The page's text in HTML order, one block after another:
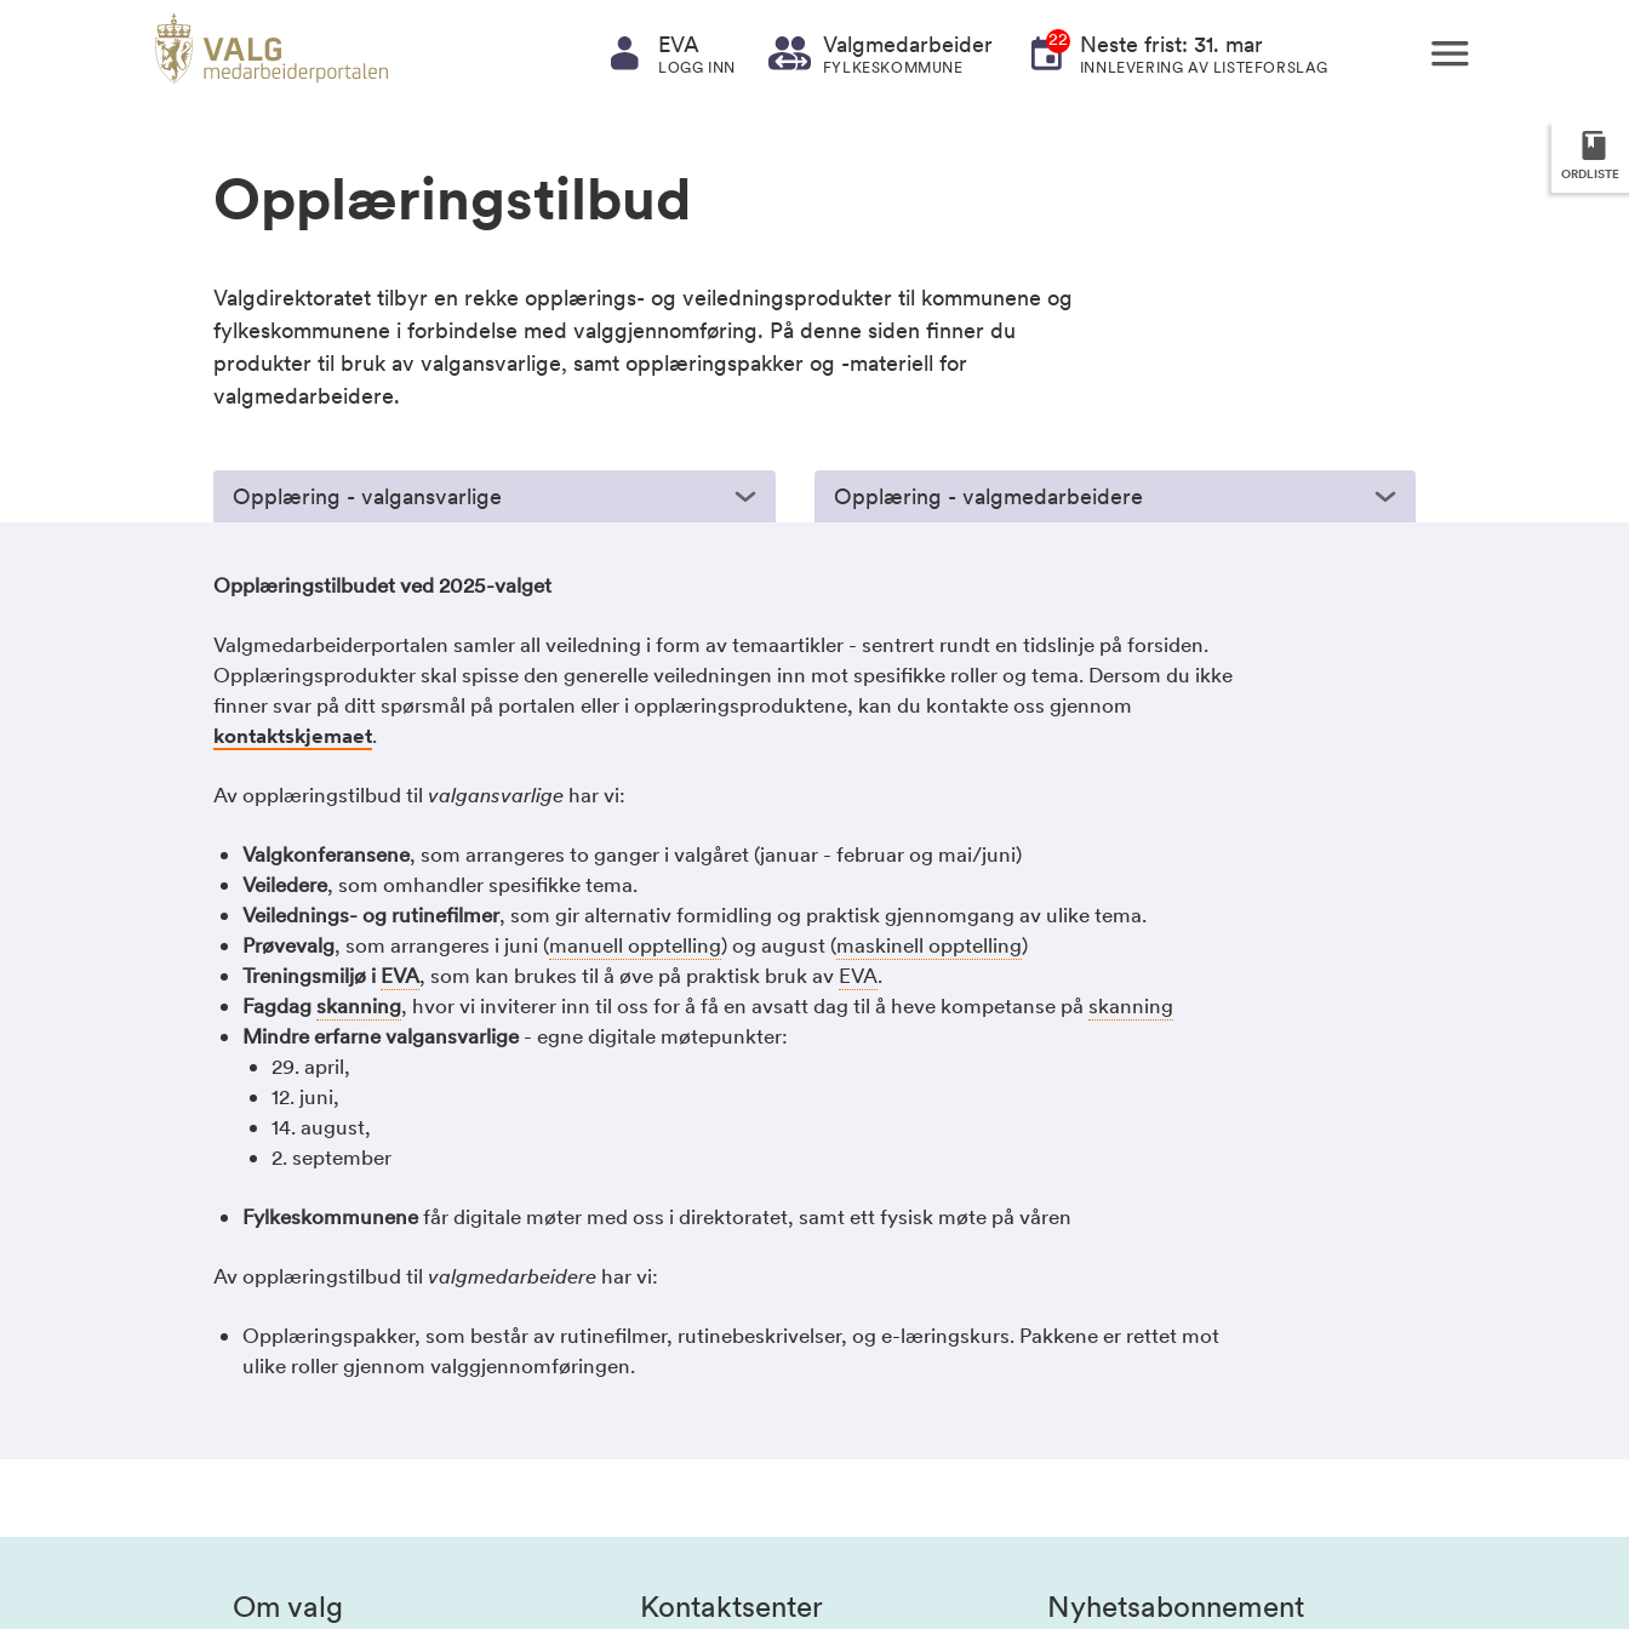
ORDLISTE
EVA
LOGG INN
Valgmedarbeider
FYLKESKOMMUNE
22 Neste frist: 31. mar
INNLEVERING AV LISTEFORSLAG
Opplæringstilbud
Valgdirektoratet tilbyr en rekke opplærings- og veiledningsprodukter til kommunene og
fylkeskommunene i forbindelse med valggjennomføring. På denne siden finner du
produkter til bruk av valgansvarlige, samt opplæringspakker og -materiell for
valgmedarbeidere.
Opplæring - valgansvarlige Opplæring - valgmedarbeidere
Opplæringstilbudet ved 2025-valget
Valgmedarbeiderportalen samler all veiledning i form av temaartikler - sentrert rundt en tidslinje på forsiden.
Opplæringsprodukter skal spisse den generelle veiledningen inn mot spesifikke roller og tema. Dersom du ikke
finner svar på ditt spørsmål på portalen eller i opplæringsproduktene, kan du kontakte oss gjennom
kontaktskjemaet.
Av opplæringstilbud til valgansvarlige har vi:
Valgkonferansene, som arrangeres to ganger i valgåret (januar - februar og mai/juni)
Veiledere, som omhandler spesifikke tema.
Veilednings- og rutinefilmer, som gir alternativ formidling og praktisk gjennomgang av ulike tema.
Prøvevalg, som arrangeres i juni (manuell opptelling) og august (maskinell opptelling)
Treningsmiljø i EVA, som kan brukes til å øve på praktisk bruk av EVA.
Fagdagskanning, hvor vi inviterer inn til oss for å få en avsatt dag til å heve kompetanse på skanning
Mindre erfarne valgansvarlige- egne digitale møtepunkter:
29. april,
12. juni,
14. august,
2. september
Fylkeskommunenefår digitale møter med oss i direktoratet, samt ett fysisk møte på våren
Av opplæringstilbud til valgmedarbeidere har vi:
Opplæringspakker, som består av rutinefilmer, rutinebeskrivelser, og e-læringskurs. Pakkene er rettet mot
ulike roller gjennom valggjennomføringen.
Om valg Kontaktsenter Nyhetsabonnement